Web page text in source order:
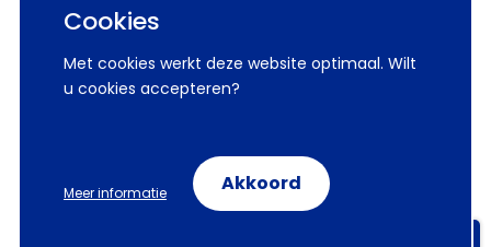
Cookies
Met cookies werkt deze website optimaal. Wilt
u cookies accepteren?
Meer informatie Akkoord
© 2026 AWVN
Volg ons op: